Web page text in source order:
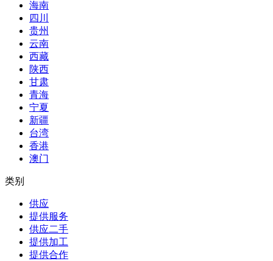
海南
四川
贵州
云南
西藏
陕西
甘肃
青海
宁夏
新疆
台湾
香港
澳门
类别
供应
提供服务
供应二手
提供加工
提供合作